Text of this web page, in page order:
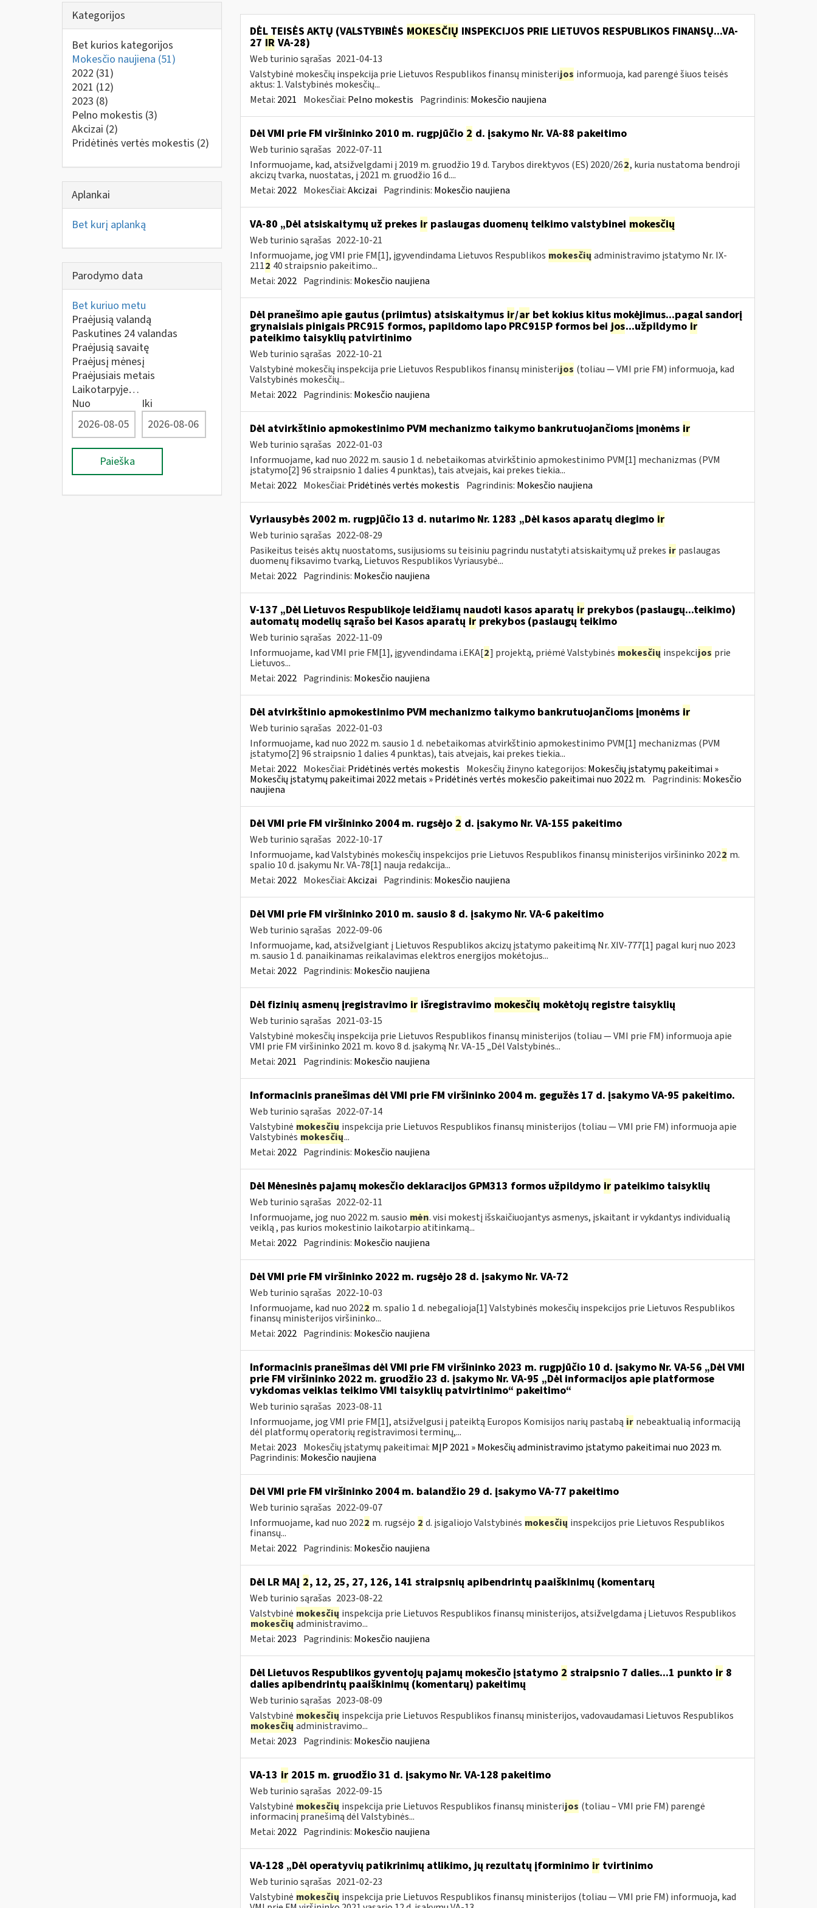
Kategorijos
Bet kurios kategorijos
Mokesčio naujiena (51)
2022 (31)
2021 (12)
2023 (8)
Pelno mokestis (3)
Akcizai (2)
Pridėtinės vertės mokestis (2)
Aplankai
Bet kurį aplanką
Parodymo data
Bet kuriuo metu
Praėjusią valandą
Paskutines 24 valandas
Praėjusią savaitę
Praėjusį mėnesį
Praėjusiais metais
Laikotarpyje…
Nuo
Iki
Paieška
DĖL TEISĖS AKTŲ (VALSTYBINĖS MOKESČIŲ INSPEKCIJOS PRIE LIETUVOS RESPUBLIKOS FINANSŲ...VA-
27 IR VA-28)
Web turinio sąrašas 2021-04-13
Valstybinė mokesčių inspekcija prie Lietuvos Respublikos finansų ministerijos informuoja, kad parengė šiuos teisės
aktus: 1. Valstybinės mokesčių...
Metai: 2021 Mokesčiai: Pelno mokestis Pagrindinis: Mokesčio naujiena
Dėl VMI prie FM viršininko 2010 m. rugpjūčio 2 d. įsakymo Nr. VA-88 pakeitimo
Web turinio sąrašas 2022-07-11
Informuojame, kad, atsižvelgdami į 2019 m. gruodžio 19 d. Tarybos direktyvos (ES) 2020/262, kuria nustatoma bendroji
akcizų tvarka, nuostatas, į 2021 m. gruodžio 16 d....
Metai: 2022 Mokesčiai:Akcizai Pagrindinis: Mokesčio naujiena
VA-80 „Dėl atsiskaitymų už prekes irpaslaugas duomenų teikimo valstybinei mokesčių
Web turinio sąrašas 2022-10-21
Informuojame, jog VMI prie FM[1], įgyvendindama Lietuvos Respublikos mokesčių administravimo įstatymo Nr. IX-
2112 40 straipsnio pakeitimo...
Metai: 2022 Pagrindinis: Mokesčio naujiena
Dėl pranešimo apie gautus (priimtus) atsiskaitymus ir/arbet kokius kitus mokėjimus...pagal sandorį
grynaisiais pinigais PRC915 formos, papildomo lapo PRC915P formos bei jos...užpildymo ir
pateikimo taisyklių patvirtinimo
Web turinio sąrašas 2022-10-21
Valstybinė mokesčių inspekcija prie Lietuvos Respublikos finansų ministerijos (toliau ― VMI prie FM) informuoja, kad
Valstybinės mokesčių...
Metai: 2022 Pagrindinis: Mokesčio naujiena
Dėl atvirkštinio apmokestinimo PVM mechanizmo taikymo bankrutuojančioms įmonėms ir
Web turinio sąrašas 2022-01-03
Informuojame, kad nuo 2022 m. sausio 1 d. nebetaikomas atvirkštinio apmokestinimo PVM[1] mechanizmas (PVM
įstatymo[2] 96 straipsnio 1 dalies 4 punktas), tais atvejais, kai prekes tiekia...
Metai: 2022 Mokesčiai: Pridėtinės vertės mokestis Pagrindinis: Mokesčio naujiena
Vyriausybės 2002 m. rugpjūčio 13 d. nutarimo Nr. 1283 „Dėl kasos aparatų diegimo ir
Web turinio sąrašas 2022-08-29
Pasikeitus teisės aktų nuostatoms, susijusioms su teisiniu pagrindu nustatyti atsiskaitymų už prekes ir paslaugas
duomenų fiksavimo tvarką, Lietuvos Respublikos Vyriausybė...
Metai: 2022 Pagrindinis: Mokesčio naujiena
V-137 „Dėl Lietuvos Respublikoje leidžiamų naudoti kasos aparatų irprekybos (paslaugų...teikimo)
automatų modelių sąrašo bei Kasos aparatų irprekybos (paslaugų teikimo
Web turinio sąrašas 2022-11-09
Informuojame, kad VMI prie FM[1], įgyvendindama i.EKA[2] projektą, priėmė Valstybinės mokesčių inspekcijos prie
Lietuvos...
Metai: 2022 Pagrindinis: Mokesčio naujiena
Dėl atvirkštinio apmokestinimo PVM mechanizmo taikymo bankrutuojančioms įmonėms ir
Web turinio sąrašas 2022-01-03
Informuojame, kad nuo 2022 m. sausio 1 d. nebetaikomas atvirkštinio apmokestinimo PVM[1] mechanizmas (PVM
įstatymo[2] 96 straipsnio 1 dalies 4 punktas), tais atvejais, kai prekes tiekia...
Metai: 2022 Mokesčiai: Pridėtinės vertės mokestis Mokesčių žinyno kategorijos: Mokesčių įstatymų pakeitimai »
Mokesčių įstatymų pakeitimai 2022 metais » Pridėtinės vertės mokesčio pakeitimai nuo 2022 m. Pagrindinis: Mokesčio
naujiena
Dėl VMI prie FM viršininko 2004 m. rugsėjo 2 d. įsakymo Nr. VA-155 pakeitimo
Web turinio sąrašas 2022-10-17
Informuojame, kad Valstybinės mokesčių inspekcijos prie Lietuvos Respublikos finansų ministerijos viršininko 2022 m.
spalio 10 d. įsakymu Nr. VA-78[1] nauja redakcija...
Metai: 2022 Mokesčiai:Akcizai Pagrindinis: Mokesčio naujiena
Dėl VMI prie FM viršininko 2010 m. sausio 8 d. įsakymo Nr. VA-6 pakeitimo
Web turinio sąrašas 2022-09-06
Informuojame, kad, atsižvelgiant į Lietuvos Respublikos akcizų įstatymo pakeitimą Nr. XIV-777[1] pagal kurį nuo 2023
m. sausio 1 d. panaikinamas reikalavimas elektros energijos mokėtojus...
Metai: 2022 Pagrindinis: Mokesčio naujiena
Dėl fizinių asmenų įregistravimo irišregistravimo mokesčių mokėtojų registre taisyklių
Web turinio sąrašas 2021-03-15
Valstybinė mokesčių inspekcija prie Lietuvos Respublikos finansų ministerijos (toliau ― VMI prie FM) informuoja apie
VMI prie FM viršininko 2021 m. kovo 8 d. įsakymą Nr. VA-15 „Dėl Valstybinės...
Metai: 2021 Pagrindinis: Mokesčio naujiena
Informacinis pranešimas dėl VMI prie FM viršininko 2004 m. gegužės 17 d. įsakymo VA-95 pakeitimo.
Web turinio sąrašas 2022-07-14
Valstybinė mokesčių inspekcija prie Lietuvos Respublikos finansų ministerijos (toliau ― VMI prie FM) informuoja apie
Valstybinėsmokesčių...
Metai: 2022 Pagrindinis: Mokesčio naujiena
Dėl Mėnesinės pajamų mokesčio deklaracijos GPM313 formos užpildymo irpateikimo taisyklių
Web turinio sąrašas 2022-02-11
Informuojame, jog nuo 2022 m. sausio mėn. visi mokestį išskaičiuojantys asmenys, įskaitant ir vykdantys individualią
veiklą , pas kurios mokestinio laikotarpio atitinkamą...
Metai: 2022 Pagrindinis: Mokesčio naujiena
Dėl VMI prie FM viršininko 2022 m. rugsėjo 28 d. įsakymo Nr. VA-72
Web turinio sąrašas 2022-10-03
Informuojame, kad nuo 2022 m. spalio 1 d. nebegalioja[1] Valstybinės mokesčių inspekcijos prie Lietuvos Respublikos
finansų ministerijos viršininko...
Metai: 2022 Pagrindinis: Mokesčio naujiena
Informacinis pranešimas dėl VMI prie FM viršininko 2023 m. rugpjūčio 10 d. įsakymo Nr. VA-56 „Dėl VMI
prie FM viršininko 2022 m. gruodžio 23 d. įsakymo Nr. VA-95 „Dėl informacijos apie platformose
vykdomas veiklas teikimo VMI taisyklių patvirtinimo“ pakeitimo“
Web turinio sąrašas 2023-08-11
Informuojame, jog VMI prie FM[1], atsižvelgusi į pateiktą Europos Komisijos narių pastabą ir nebeaktualią informaciją
dėl platformų operatorių registravimosi terminų,...
Metai: 2023 Mokesčių įstatymų pakeitimai: MĮP 2021 » Mokesčių administravimo įstatymo pakeitimai nuo 2023 m.
Pagrindinis: Mokesčio naujiena
Dėl VMI prie FM viršininko 2004 m. balandžio 29 d. įsakymo VA-77 pakeitimo
Web turinio sąrašas 2022-09-07
Informuojame, kad nuo 2022 m. rugsėjo 2 d. įsigaliojo Valstybinės mokesčių inspekcijos prie Lietuvos Respublikos
finansų...
Metai: 2022 Pagrindinis: Mokesčio naujiena
Dėl LR MAĮ 2, 12, 25, 27, 126, 141 straipsnių apibendrintų paaiškinimų (komentarų
Web turinio sąrašas 2023-08-22
Valstybinė mokesčių inspekcija prie Lietuvos Respublikos finansų ministerijos, atsižvelgdama į Lietuvos Respublikos
mokesčių administravimo...
Metai: 2023 Pagrindinis: Mokesčio naujiena
Dėl Lietuvos Respublikos gyventojų pajamų mokesčio įstatymo 2 straipsnio 7 dalies...1 punkto ir8
dalies apibendrintų paaiškinimų (komentarų) pakeitimų
Web turinio sąrašas 2023-08-09
Valstybinė mokesčių inspekcija prie Lietuvos Respublikos finansų ministerijos, vadovaudamasi Lietuvos Respublikos
mokesčių administravimo...
Metai: 2023 Pagrindinis: Mokesčio naujiena
VA-13 ir2015 m. gruodžio 31 d. įsakymo Nr. VA-128 pakeitimo
Web turinio sąrašas 2022-09-15
Valstybinė mokesčių inspekcija prie Lietuvos Respublikos finansų ministerijos (toliau – VMI prie FM) parengė
informacinį pranešimą dėl Valstybinės...
Metai: 2022 Pagrindinis: Mokesčio naujiena
VA-128 „Dėl operatyvių patikrinimų atlikimo, jų rezultatų įforminimo irtvirtinimo
Web turinio sąrašas 2021-02-23
Valstybinė mokesčių inspekcija prie Lietuvos Respublikos finansų ministerijos (toliau ― VMI prie FM) informuoja, kad